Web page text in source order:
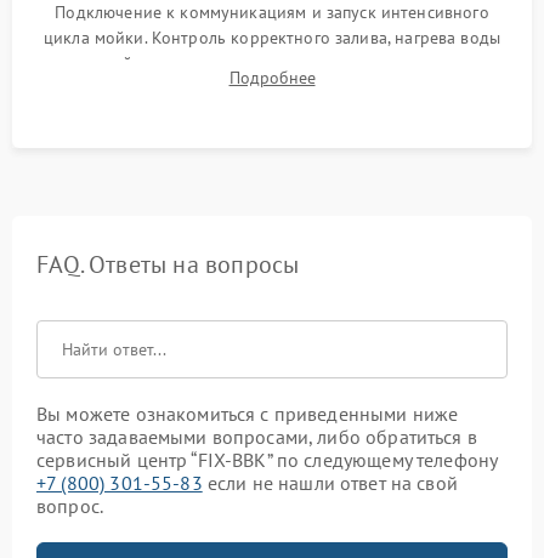
Подключение к коммуникациям и запуск интенсивного
цикла мойки. Контроль корректного залива, нагрева воды
до нужной температуры, отсутствия посторонних шумов,
штатного слива и абсолютной сухости в поддоне.
Подробнее
FAQ. Ответы на вопросы
Вы можете ознакомиться с приведенными ниже
часто задаваемыми вопросами, либо обратиться в
сервисный центр “FIX-BBK” по следующему телефону
+7 (800) 301-55-83 если не нашли ответ на свой
вопрос.